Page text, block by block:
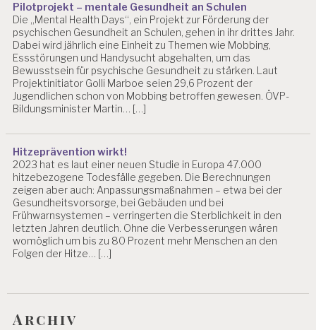
Pilotprojekt – mentale Gesundheit an Schulen
Die „Mental Health Days“, ein Projekt zur Förderung der
psychischen Gesundheit an Schulen, gehen in ihr drittes Jahr.
Dabei wird jährlich eine Einheit zu Themen wie Mobbing,
Essstörungen und Handysucht abgehalten, um das
Bewusstsein für psychische Gesundheit zu stärken. Laut
Projektinitiator Golli Marboe seien 29,6 Prozent der
Jugendlichen schon von Mobbing betroffen gewesen. ÖVP-
Bildungsminister Martin… […]
Hitzeprävention wirkt!
2023 hat es laut einer neuen Studie in Europa 47.000
hitzebezogene Todesfälle gegeben. Die Berechnungen
zeigen aber auch: Anpassungsmaßnahmen – etwa bei der
Gesundheitsvorsorge, bei Gebäuden und bei
Frühwarnsystemen – verringerten die Sterblichkeit in den
letzten Jahren deutlich. Ohne die Verbesserungen wären
womöglich um bis zu 80 Prozent mehr Menschen an den
Folgen der Hitze… […]
Archiv